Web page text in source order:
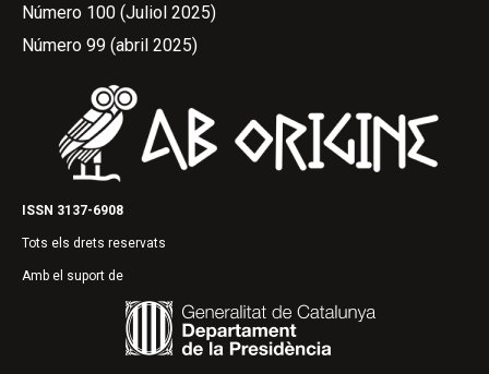
ISSN 3137-6908
Tots els drets reservats
Amb el suport de
Número 100 (Juliol 2025)
Número 99 (abril 2025)